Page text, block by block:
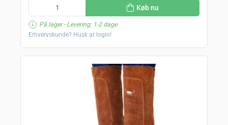
Køb nu
På lager- Levering: 1-2 dage
Erhvervskunde? Husk at login!